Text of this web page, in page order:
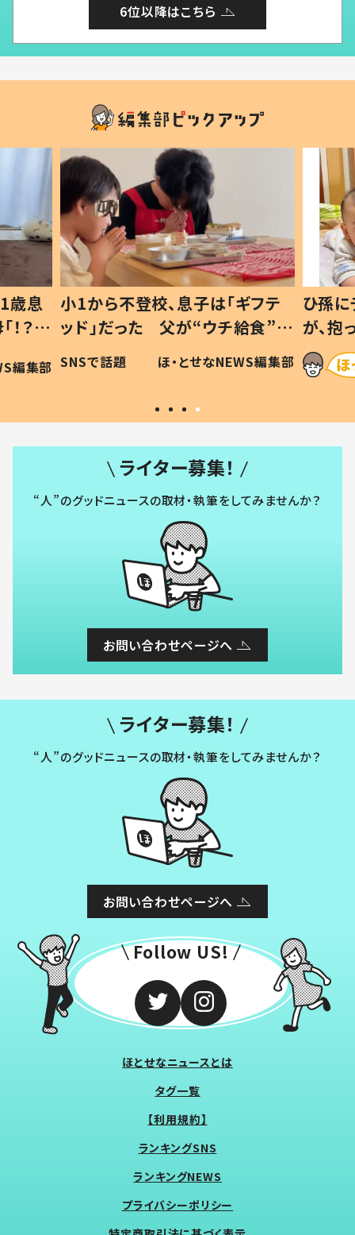
6位以降はこちら
歳息
？」
編集部
小1から不登校、息子は「ギフテ
ッド」だった 父が“ウチ給食”を
作り続ける理由とは #令和の親
#令和の子
SNSで話題 ほ・とせなNEWS編集部
ひ孫
が、
「涙が
い」
ライター募集！
“人”のグッドニュースの取材・執筆をしてみませんか？
お問い合わせページへ
ライター募集！
“人”のグッドニュースの取材・執筆をしてみませんか？
お問い合わせページへ
Follow US!
ほとせなニュースとは
タグ一覧
【利用規約】
ランキングSNS
ランキングNEWS
プライバシーポリシー